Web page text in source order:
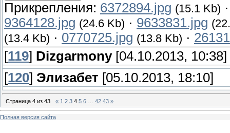
Прикрепления: 6372894.jpg (15.1 Kb)
9364128.jpg (24.6 Kb) · 9633831.jpg
(13.4 Kb) · 0770725.jpg (13.8 Kb) ·
[119] Dizgarmony[04.10.2013, 10:38]
[120] Элизабет [05.10.2013, 18:10]
Страница 4 из 43 « 1 2 3 4 5 6 42 43 »
Полная версия сайта